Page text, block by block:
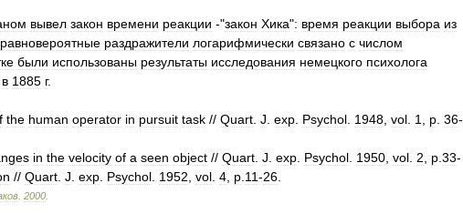
вывел закон времени реакции -"закон Хика": время реакции выбора из
равновероятные раздражители логарифмически связано с числом
были использованы результаты исследования немецкого психолога
в 1885 г.
the human operator in pursuit task // Quart J exp Psychol 1948 vol 1 p 36-
in the velocity of a seen object // Quart J exp Psychol 1950 vol 2 p 33-
// Quart J exp Psychol 1952 vol 4 p 11-26
2000